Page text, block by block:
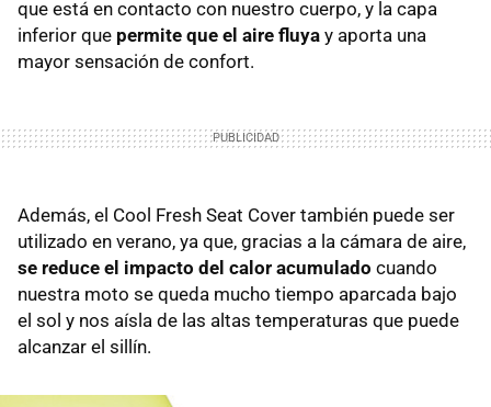
que está en contacto con nuestro cuerpo, y la capa
inferior que permite que el aire fluya y aporta una
mayor sensación de confort.
Además, el Cool Fresh Seat Cover también puede ser
utilizado en verano, ya que, gracias a la cámara de aire,
se reduce el impacto del calor acumulado cuando
nuestra moto se queda mucho tiempo aparcada bajo
el sol y nos aísla de las altas temperaturas que puede
alcanzar el sillín.